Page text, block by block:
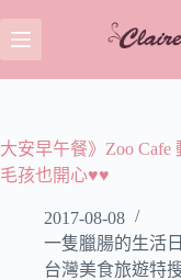
至
主
容
大安早午餐》Zoo
毛孩也開心♥♥
2017-08-08
一隻臘腸的生活
台灣美食旅遊特